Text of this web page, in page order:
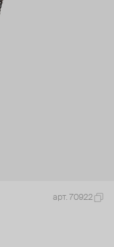
арт. 70922